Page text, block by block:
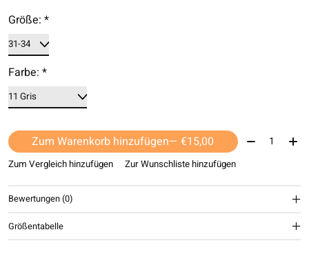
Größe: *
Farbe: *
Zum Warenkorb hinzufügen — €15,00 Menge:
Zum Vergleich hinzufügen Zur Wunschliste hinzufügen
Bewertungen (0)
Größentabelle